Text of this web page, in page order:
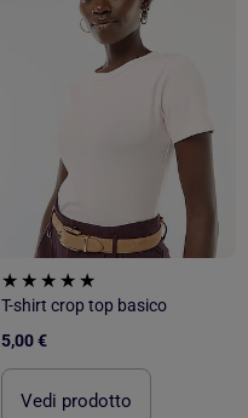
T-shirt crop top basico
5,00 €
Vedi prodotto